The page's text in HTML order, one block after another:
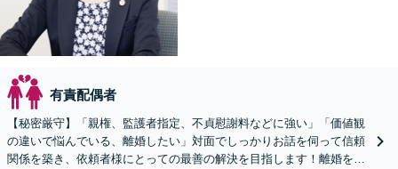
有責配偶者
【秘密厳守】「親権、監護者指定、不貞慰謝料などに強い」「価値観
の違いで悩んでいる、離婚したい」対面でしっかりお話を伺って信頼
関係を築き、依頼者様にとっての最善の解決を目指します！離婚を考